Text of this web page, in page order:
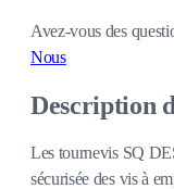
Avez-vous des
Nous
Description
Les tournevis SQ
sécurisée des vis à